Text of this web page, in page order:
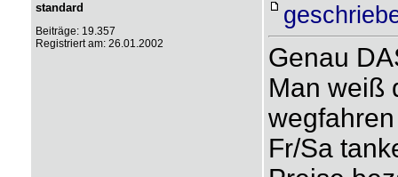
standard
Beiträge: 19.357
Registriert am: 26.01.2002
Genau
Man weiß
Fr/Sa